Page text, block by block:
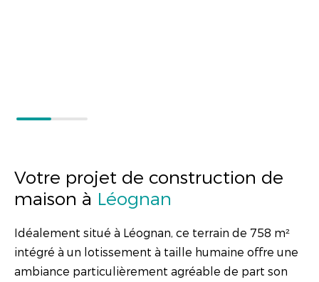
Votre projet de construction de
maison à Léognan
Idéalement situé à Léognan, ce terrain de 758 m²
intégré à un lotissement à taille humaine offre une
ambiance particulièrement agréable de part son